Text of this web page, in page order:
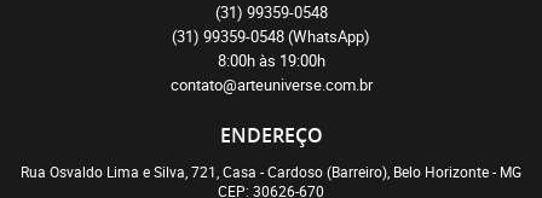
(31) 99359-0548
(31) 99359-0548(WhatsApp)
8:00h às 19:00h
contato@arteuniverse.com.br
ENDEREÇO
Rua Osvaldo Lima e Silva, 721, Casa -Cardoso (Barreiro), Belo Horizonte- MG
CEP: 30626-670